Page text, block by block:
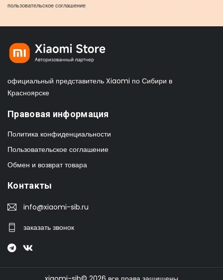
пользовательское соглашение
официальный представитель Xiaomi по Сибири в
Красноярске
Правовая информация
Политика конфиденциальности
Пользовательское соглашение
Обмен и возврат товара
Контакты
info@xiaomi-sib.ru
заказать звонок